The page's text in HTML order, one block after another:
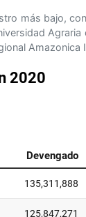
más bajo,
Agraria
Amazonica